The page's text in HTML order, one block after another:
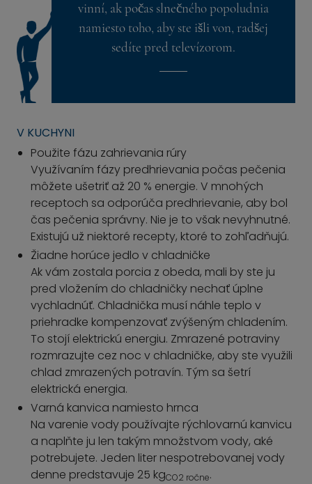
vinní, ak počas slnečného popoludnia
namiesto toho, aby ste išli von, radšej
sedíte pred televízorom.
V KUCHYNI
Použite fázu zahrievania rúry
Využívaním fázy predhrievania počas pečenia
môžete ušetriť až 20 % energie. V mnohých
receptoch sa odporúča predhrievanie, aby bol
čas pečenia správny. Nie je to však nevyhnutné.
Existujú už niektoré recepty, ktoré to zohľadňujú.
Žiadne horúce jedlo v chladničke
Ak vám zostala porcia z obeda, mali by ste ju
pred vložením do chladničky nechať úplne
vychladnúť. Chladnička musí náhle teplo v
priehradke kompenzovať zvýšeným chladením.
To stojí elektrickú energiu. Zmrazené potraviny
rozmrazujte cez noc v chladničke, aby ste využili
chlad zmrazených potravín. Tým sa šetrí
elektrická energia.
Varná kanvica namiesto hrnca
Na varenie vody používajte rýchlovarnú kanvicu
a naplňte ju len takým množstvom vody, aké
potrebujete. Jeden liter nespotrebovanej vody
denne predstavuje 25 kgCO2 ročne.